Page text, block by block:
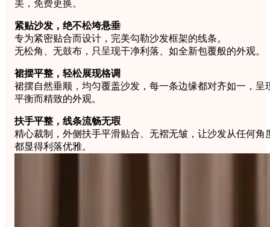
美，免费更换。
紧贴沙发，绝不松垮悬垂
专为紧密贴合而设计，完美勾勒沙发框架的线条。
无松角、无鼓布，只呈现干净利落、如全新包覆般的外观。
裙摆平整，轻松展现格调
裙摆自然垂顺，均匀覆盖沙发，每一条边缘都对齐如一，呈
平衡而精致的外观。
扶手平整，线条流畅无瑕
精心裁制，外侧扶手平滑贴合、无褶无皱，让沙发从任何角
都显得利落优雅。